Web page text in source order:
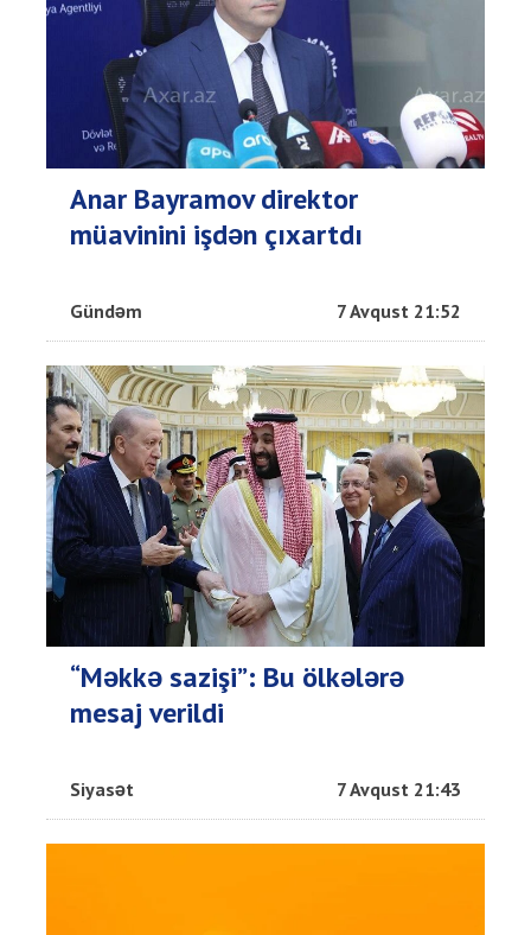
Anar Bayramov direktor
müavinini işdən çıxartdı
Gündəm 7 Avqust 21:52
“Məkkə sazişi”: Bu ölkələrə
mesaj verildi
Siyasət 7 Avqust 21:43